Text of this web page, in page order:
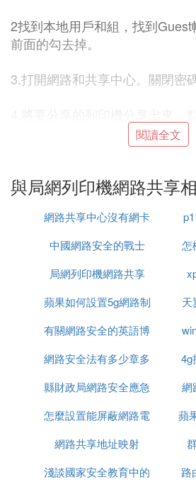
2找到本地用戶和組，找到
前面的勾去掉。
3.打開網路和共享中心。關閉密
機。進入設備和列印機管理界面
列印機按右鍵。選列印機屬性。
就完成了。
二：要共享列印機的電腦端設置
進入設備和列印機管理界面
或bluetooth列印機（W)
需要共享的列印機，按下一步。
印機的驅動程序安裝到需要共享
到完成。
機，並且兩個電腦之間的網路是
用該列印機進行列印了。
閱讀全文
與局網列印機網路共享
網路共享中心沒有網卡
中國網路安全的戰士
怎
局網列印機網路共享
蘋果如何設置5g網路制
式
天
有關網路安全的英語博
客作文
網路安全法有多少章多
少條單選題
4g
縣財政局網路安全應急
演練報價
網
怎麼設置能屏蔽網路電
話
蘋
網路共享地址映射
淺談國家安全教育中的
路